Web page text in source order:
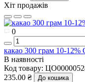
Хіт продажів
0
какао 300 грам 10-12%
В наявності
Код товару:
235.00 ₴
До кошика